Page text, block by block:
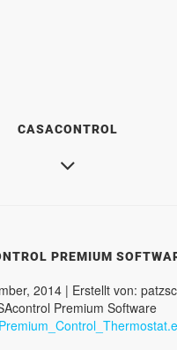
CASACONTROL
PREMIUM
2014 | Erstellt von:
Premium Software